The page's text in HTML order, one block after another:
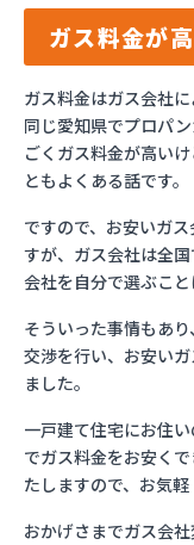
ガス料金が
ガス料金はガス会社
同じ愛知県でプロパ
ごくガス料金が高い
ともよくある話です。
ですので、お安いガ
すが、ガス会社は全
会社を自分で選ぶこと
そういった事情もあ
交渉を行い、お安い
ました。
一戸建て住宅にお住
でガス料金をお安く
たしますので、お気
おかげさまでガス会